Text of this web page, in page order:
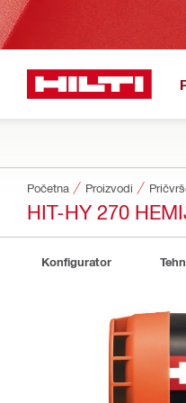
Početna Proizvodi
HIT-HY 270
Konfigurator